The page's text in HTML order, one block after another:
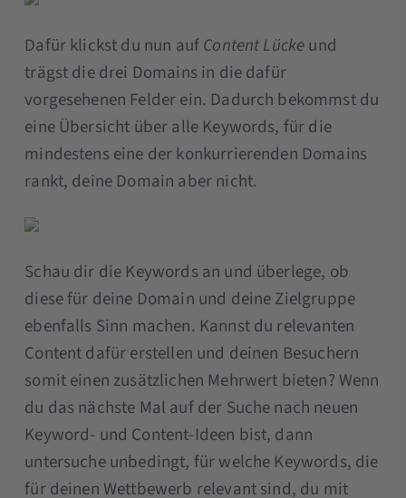
Dafür klickst du nun aufContent Lückeund
trägst die drei Domains in die dafür
vorgesehenen Felder ein. Dadurch bekommst du
eine Übersicht über alle Keywords, für die
mindestens eine der konkurrierenden Domains
rankt, deine Domain aber nicht.
Schau dir die Keywords an und überlege, ob
diese für deine Domain und deine Zielgruppe
ebenfalls Sinn machen. Kannst du relevanten
Content dafür erstellen und deinen Besuchern
somit einen zusätzlichen Mehrwert bieten? Wenn
du das nächste Mal auf der Suche nach neuen
Keyword- und Content-Ideen bist, dann
untersuche unbedingt, für welche Keywords, die
für deinen Wettbewerb relevant sind, du mit